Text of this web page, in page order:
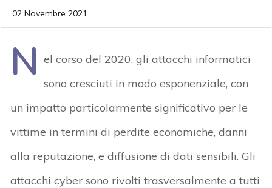
02 Novembre 2021
N el corso del 2020, gli attacchi informatici
sono cresciuti in modo esponenziale, con
un impatto particolarmente significativo per le
vittime in termini di perdite economiche, danni
alla reputazione, e diffusione di dati sensibili. Gli
attacchi cyber sono rivolti trasversalmente a tutti